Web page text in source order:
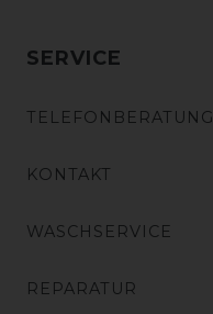
SERVICE
TELEFONBERATUNG
KONTAKT
WASCHSERVICE
REPARATUR